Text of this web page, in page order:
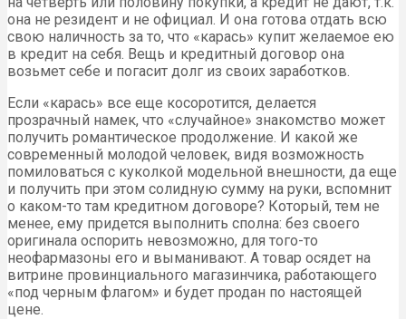
она не резидент и не официал. И она готова отдать всю
свою наличность за то, что «карась» купит желаемое ею
в кредит на себя. Вещь и кредитный договор она
возьмет себе и погасит долг из своих заработков.
Если «карась» все еще косоротится, делается
прозрачный намек, что «случайное» знакомство может
получить романтическое продолжение. И какой же
современный молодой человек, видя возможность
помиловаться с куколкой модельной внешности, да еще
и получить при этом солидную сумму на руки, вспомнит
о каком-то там кредитном договоре? Который, тем не
менее, ему придется выполнить сполна: без своего
оригинала оспорить невозможно, для того-то
неофармазоны его и выманивают. А товар осядет на
витрине провинциального магазинчика, работающего
«под черным флагом» и будет продан по настоящей
цене.